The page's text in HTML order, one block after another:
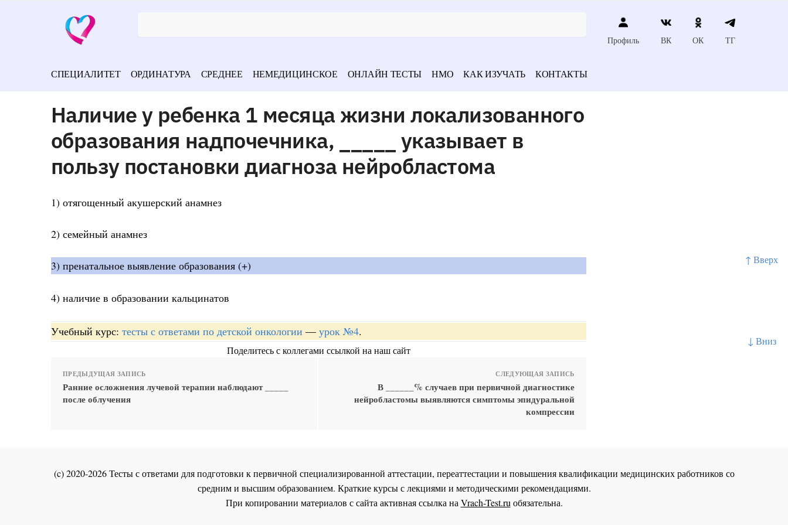
↑ Вверх
↓ Вниз
Профиль ВК ОК ТГ
СПЕЦИАЛИТЕТ ОРДИНАТУРА СРЕДНЕЕ НЕМЕДИЦИНСКОЕ ОНЛАЙН ТЕСТЫ НМО КАК ИЗУЧАТЬ КОНТАКТЫ
Наличие у ребенка 1 месяца жизни локализованного
образования надпочечника, _____ указывает в
пользу постановки диагноза нейробластома
1) отягощенный акушерский анамнез
2) семейный анамнез
3) пренатальное выявление образования (+)
4) наличие в образовании кальцинатов
Учебный курс: тесты с ответами по детской онкологии — урок №4.
Поделитесь с коллегами ссылкой на наш сайт
ПРЕДЫДУЩАЯ ЗАПИСЬ
Ранние осложнения лучевой терапии наблюдают _____
после облучения
СЛЕДУЮЩАЯ ЗАПИСЬ
В ______% случаев при первичной диагностике
нейробластомы выявляются симптомы эпидуральной
компрессии
(c) 2020-2026 Тесты с ответами для подготовки к первичной специализированной аттестации, переаттестации и повышения квалификации медицинских работников со
средним и высшим образованием. Краткие курсы с лекциями и методическими рекомендациями.
При копировании материалов с сайта активная ссылка наVrach-Test.ruобязательна.